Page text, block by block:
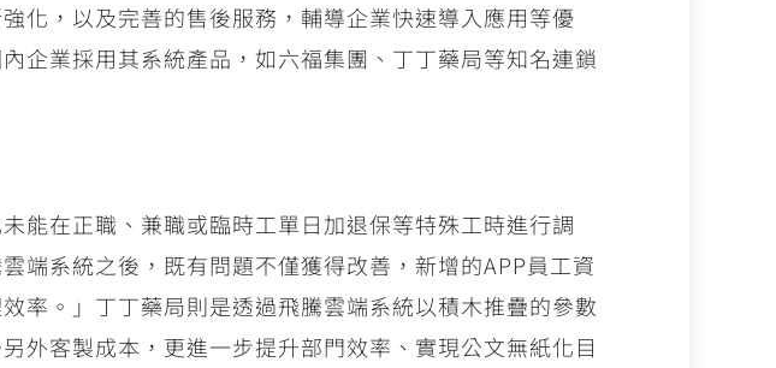
化，以及完善的售後服務，輔導企業快速導入應用等優
企業採用其系統產品，如六福集團、丁丁藥局等知名連鎖
能在正職、兼職或臨時工單日加退保等特殊工時進行調
端系統之後，既有問題不僅獲得改善，新增的APP員工資
率。」丁丁藥局則是透過飛騰雲端系統以積木推疊的參數
外客製成本，更進一步提升部門效率、實現公文無紙化目